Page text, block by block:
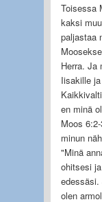
Toisessa
kaksi
paljastaa
Herra. Ja
Iisakille
en minä
Moos
minun
"Minä
ohitsesi
edessäsi.
olen